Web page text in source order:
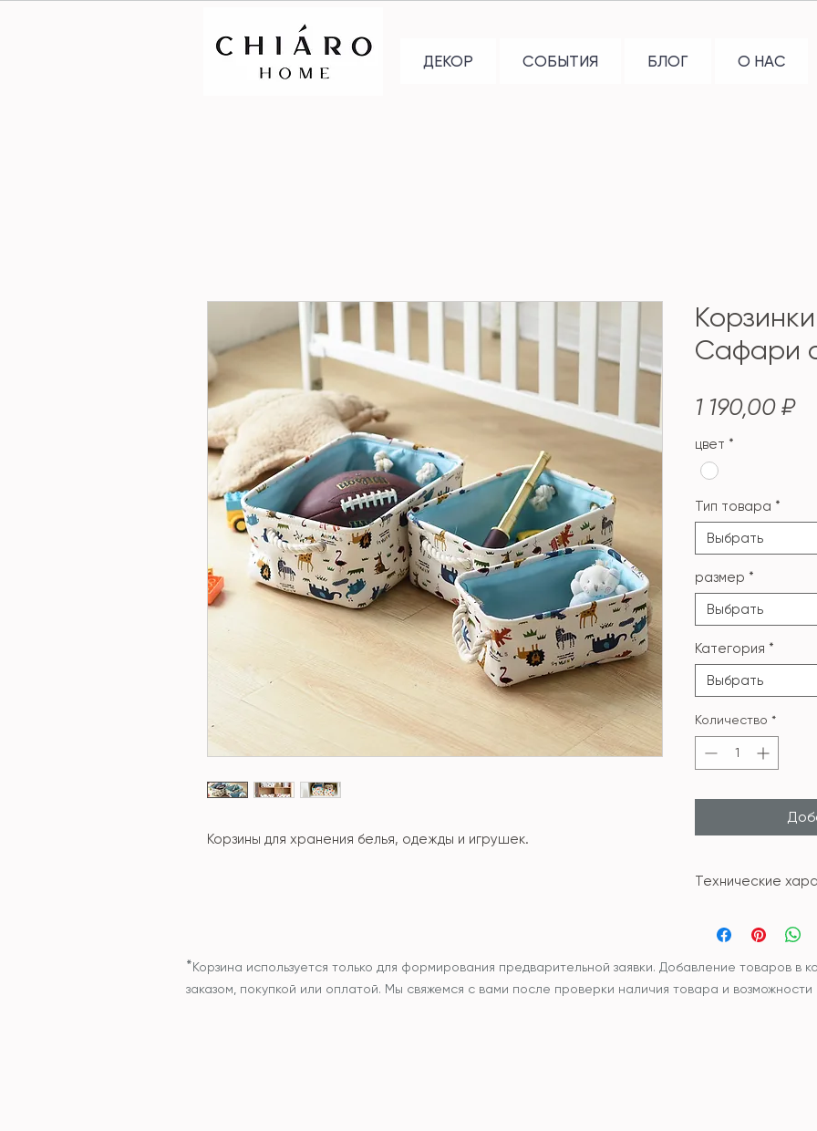
ДЕКОР СОБЫТИЯ БЛОГ О НАС
Корзины для хранения белья, одежды и игрушек.
Сафари
1 190,00 ₽
цвет *
Тип товара *
Выбрать
размер *
Выбрать
Категория *
Выбрать
Количество *
Технические
Размер: S
Набор (S+M+L)
*Корзина используется только для формирования предварительной заявки. Добавление товаров в
заказом, покупкой или оплатой. Мы свяжемся с вами после проверки наличия товара и